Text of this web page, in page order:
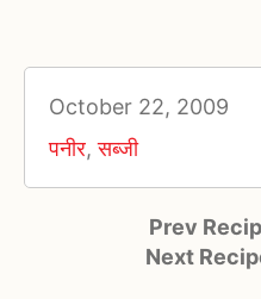
October 22, 2009
पनीर,सब्जी
Prev
Next